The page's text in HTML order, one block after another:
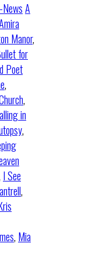
A
Manor,
for
Poet
,
,
in
,
I See
,
, Mia